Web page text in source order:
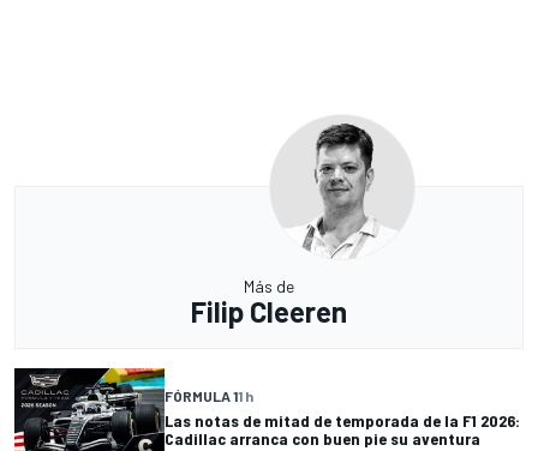
Más de
Filip Cleeren
FÓRMULA 11 h
Las notas de mitad de temporada de la F1 2026:
Cadillac arranca con buen pie su aventura